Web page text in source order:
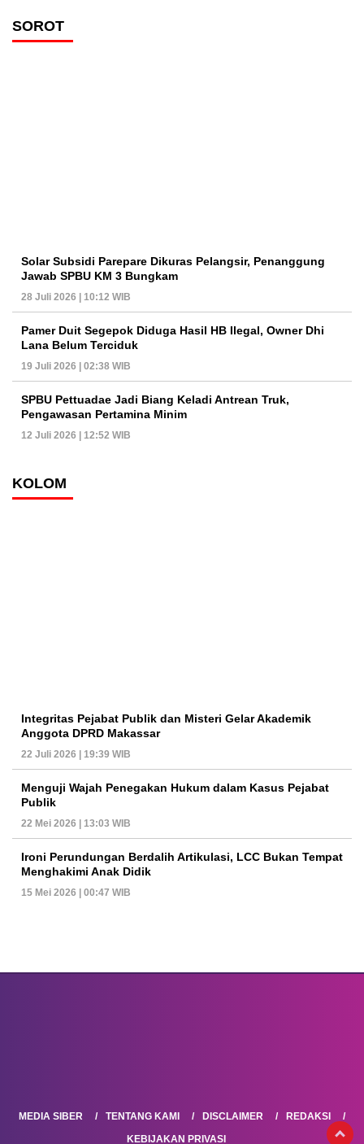
SOROT
Solar Subsidi Parepare Dikuras Pelangsir, Penanggung
Jawab SPBU KM 3 Bungkam
28 Juli 2026 | 10:12 WIB
Pamer Duit Segepok Diduga Hasil HB Ilegal, Owner Dhi
Lana Belum Terciduk
19 Juli 2026 | 02:38 WIB
SPBU Pettuadae Jadi Biang Keladi Antrean Truk,
Pengawasan Pertamina Minim
12 Juli 2026 | 12:52 WIB
KOLOM
Integritas Pejabat Publik dan Misteri Gelar Akademik
Anggota DPRD Makassar
22 Juli 2026 | 19:39 WIB
Menguji Wajah Penegakan Hukum dalam Kasus Pejabat
Publik
22 Mei 2026 | 13:03 WIB
Ironi Perundungan Berdalih Artikulasi, LCC Bukan Tempat
Menghakimi Anak Didik
15 Mei 2026 | 00:47 WIB
MEDIA SIBER TENTANG KAMI DISCLAIMER
REDAKSI
KEBIJAKAN PRIVASI